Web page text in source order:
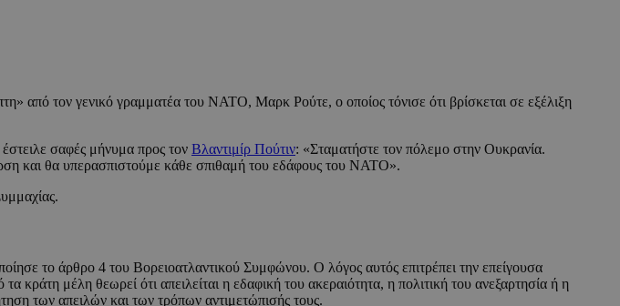
από τον γενικό γραμματέα του ΝΑΤΟ, Μαρκ Ρούτε, ο οποίος τόνισε ότι βρίσκεται σε εξέλιξη
έστειλε σαφές μήνυμα προς τον Βλαντιμίρ Πούτιν: «Σταματήστε τον πόλεμο στην Ουκρανία.
και θα υπερασπιστούμε κάθε σπιθαμή του εδάφους του ΝΑΤΟ».
το άρθρο 4 του Βορειοατλαντικού Συμφώνου. Ο λόγος αυτός επιτρέπει την επείγουσα
κράτη μέλη θεωρεί ότι απειλείται η εδαφική του ακεραιότητα, η πολιτική του ανεξαρτησία ή η
των απειλών και των τρόπων αντιμετώπισής τους.